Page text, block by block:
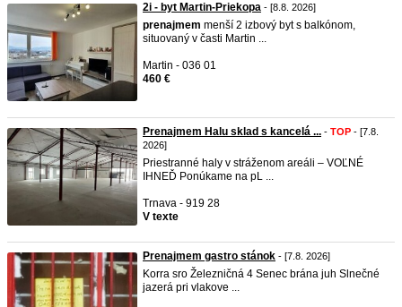
2i - byt Martin-Priekopa - [8.8. 2026]
prenajmem menší 2 izbový byt s balkónom,
situovaný v časti Martin ...
Martin - 036 01
460 €
Prenajmem Halu sklad s kancelá ... - TOP - [7.8.
2026]
Priestranné haly v stráženom areáli – VOĽNÉ
IHNEĎ Ponúkame na pL ...
Trnava - 919 28
V texte
Prenajmem gastro stánok - [7.8. 2026]
Korra sro Železničná 4 Senec brána juh Slnečné
jazerá pri vlakove ...